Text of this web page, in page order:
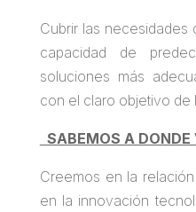
Cubrir las necesidades
capacidad de
soluciones más
con el claro objetivo de
SABEMOS A
Creemos en la
en la innovación